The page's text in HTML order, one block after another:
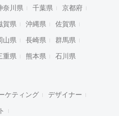
奈川県 千葉県 京都府
賀県 沖縄県 佐賀県
山県 長崎県 群馬県
重県 熊本県 石川県
ケティング デザイナー